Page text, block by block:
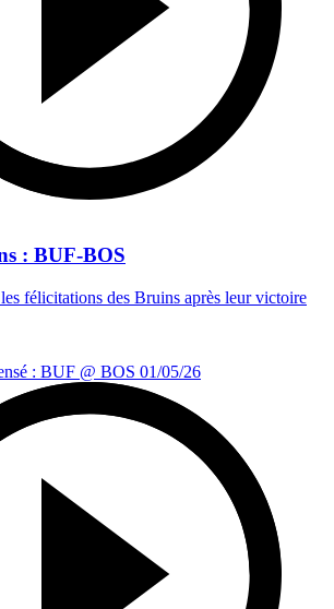
: BUF-BOS
félicitations des Bruins après leur victoire